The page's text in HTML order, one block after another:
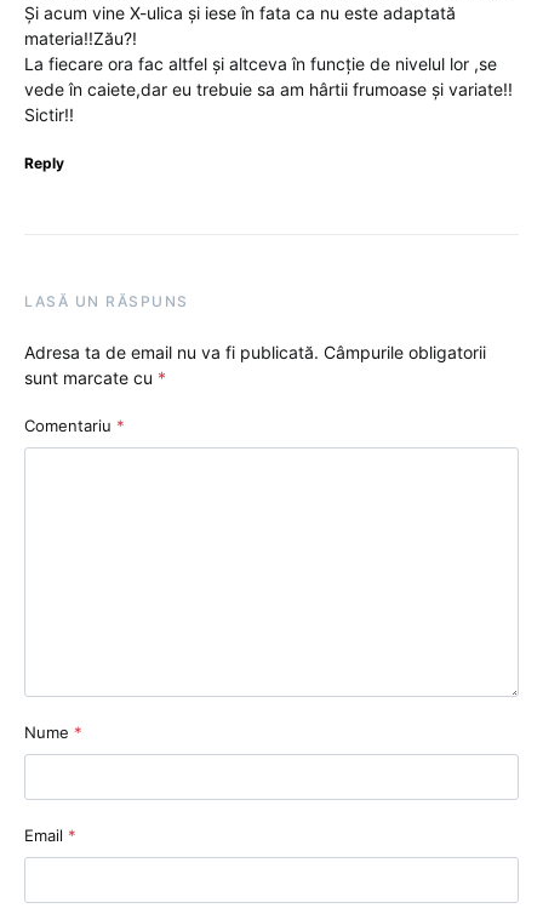
Și acum vine X-ulica și iese în fata ca nu este adaptată
materia!!Zău?!
La fiecare ora fac altfel și altceva în funcție de nivelul lor ,se
vede în caiete,dar eu trebuie sa am hârtii frumoase și variate!!
Sictir!!
Reply
LASĂ UN RĂSPUNS
Adresa ta de email nu va fi publicată. Câmpurile obligatorii
sunt marcate cu *
Comentariu *
Nume *
Email *